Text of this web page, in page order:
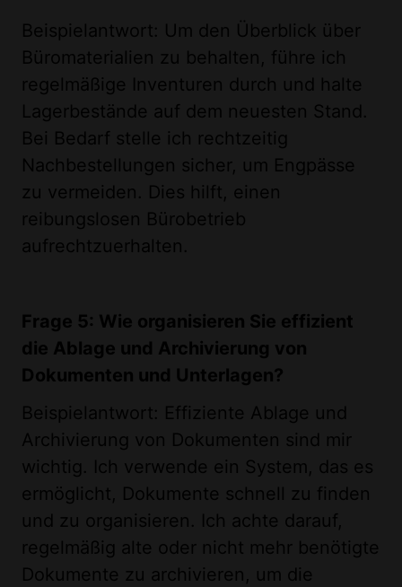
Beispielantwort: Um den Überblick über
Büromaterialien zu behalten, führe ich
regelmäßige Inventuren durch und halte
Lagerbestände auf dem neuesten Stand.
Bei Bedarf stelle ich rechtzeitig
Nachbestellungen sicher, um Engpässe
zu vermeiden. Dies hilft, einen
reibungslosen Bürobetrieb
aufrechtzuerhalten.
Frage 5: Wie organisieren Sie effizient
die Ablage und Archivierung von
Dokumenten und Unterlagen?
Beispielantwort: Effiziente Ablage und
Archivierung von Dokumenten sind mir
wichtig. Ich verwende ein System, das es
ermöglicht, Dokumente schnell zu finden
und zu organisieren. Ich achte darauf,
regelmäßig alte oder nicht mehr benötigte
Dokumente zu archivieren, um die